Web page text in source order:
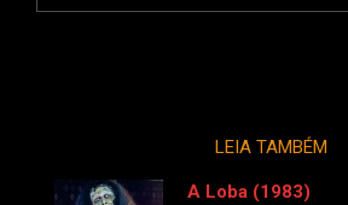
LEIA TAMBÉM
A Loba (1983)